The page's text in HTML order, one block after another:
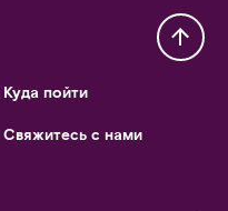
Куда пойти
Свяжитесь с нами